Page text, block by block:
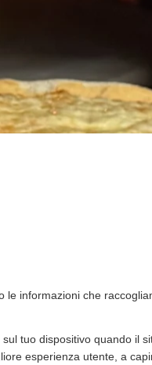
informazioni che
tuo dispositivo quando il
esperienza utente, a